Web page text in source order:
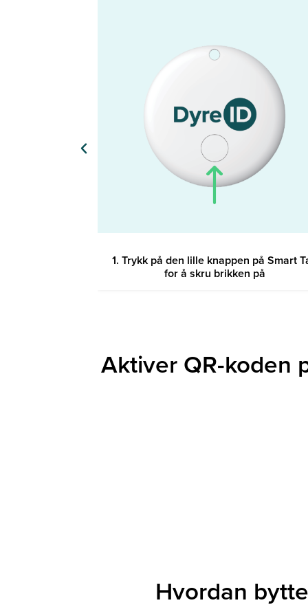
1. Trykk på den lille knappen på Smart
for å skru brikken på
Aktiver QR-koden
Hvordan